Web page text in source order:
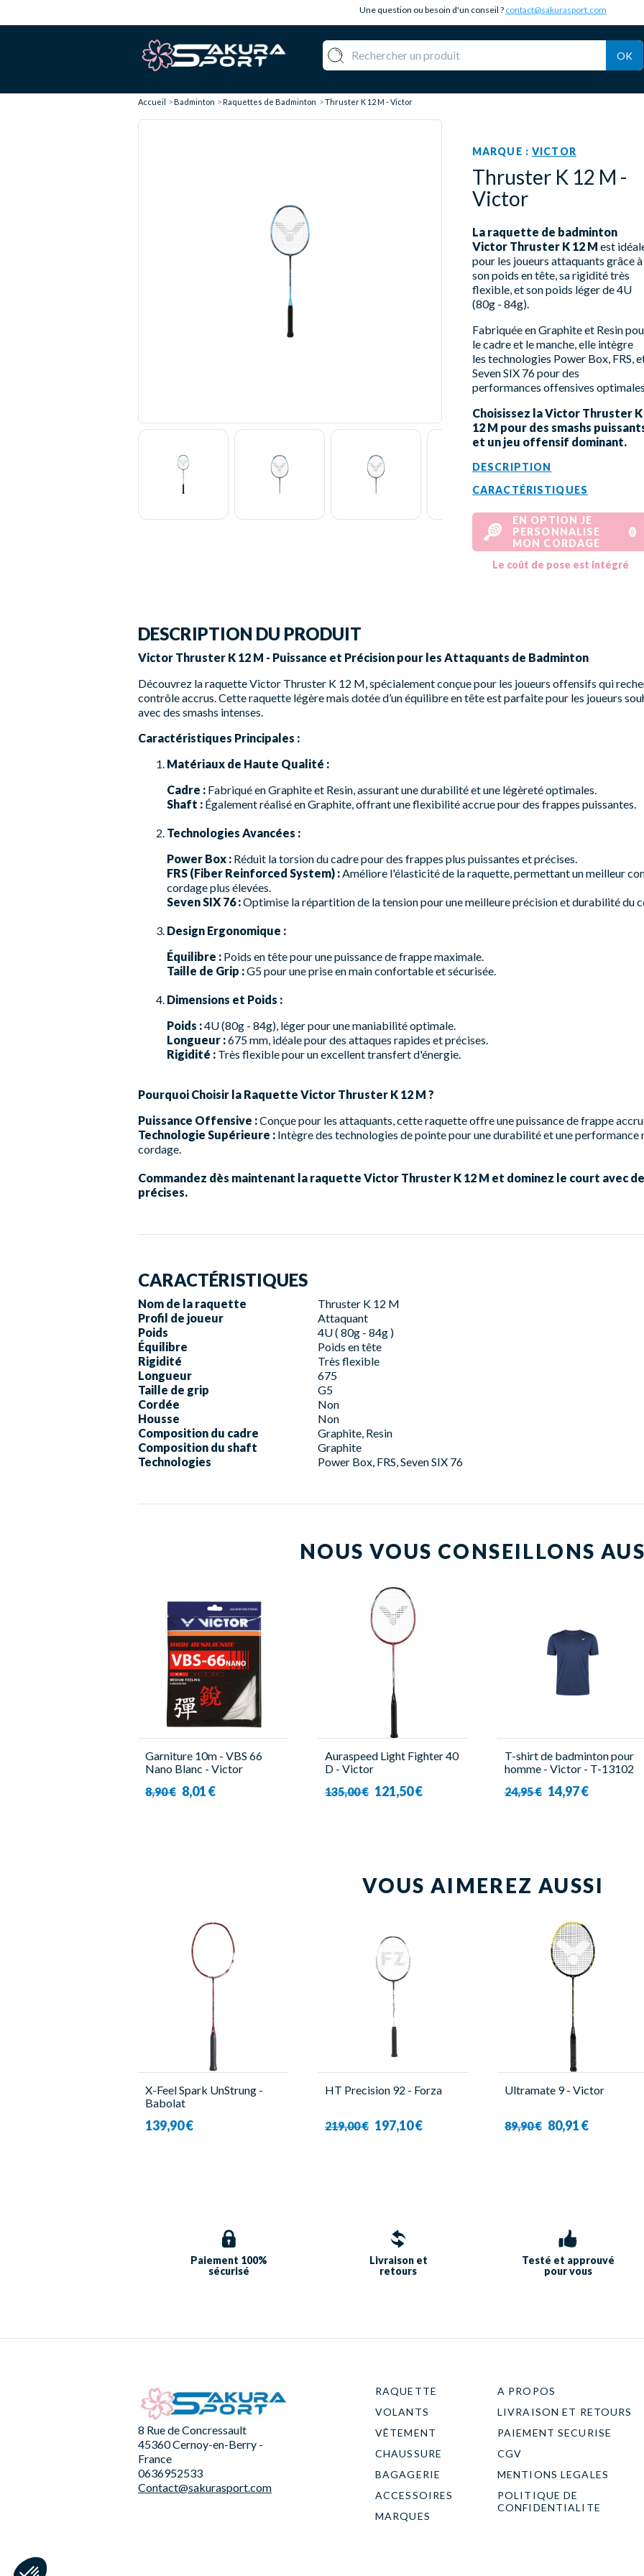
Une question ou besoin d'un conseil ? contact@sakurasport.com
OK
Accueil Badminton Raquettes de Badminton Thruster K 12 M - Victor
MARQUE :VICTOR
Thruster K 12 M -
Victor
La raquette de badminton
Victor Thruster K 12 M est
pour les joueurs attaquants grâce à
son poids en tête, sa rigidité très
flexible, et son poids léger de 4U
(80g - 84g).
Fabriquée en Graphite et Resin
le cadre et le manche, elle intègre
les technologies Power Box, FRS,
Seven SIX 76 pour des
performances offensives
Choisissez la Victor Thruster K
12 M pour des smashs
et un jeu offensif dominant.
DESCRIPTION
CARACTÉRISTIQUES
EN OPTION JE
PERSONNALISE
MON CORDAGE
Le coût de pose est intégré
DESCRIPTION DU PRODUIT
Victor Thruster K 12 M - Puissance et Précision pour les Attaquants de Badminton
Découvrez la raquette Victor Thruster K 12 M, spécialement conçue pour les joueurs offensifs qui
contrôle accrus. Cette raquette légère mais dotée d’un équilibre en tête est parfaite pour les joueurs
avec des smashs intenses.
Caractéristiques Principales :
Matériaux de Haute Qualité :
Cadre : Fabriqué en Graphite et Resin, assurant une durabilité et une légèreté optimales.
Shaft : Également réalisé en Graphite, offrant une flexibilité accrue pour des frappes puissantes.
Technologies Avancées :
Power Box : Réduit la torsion du cadre pour des frappes plus puissantes et précises.
FRS (Fiber Reinforced System) :Améliore l'élasticité de la raquette, permettant un meilleur
cordage plus élevées.
Seven SIX 76 :Optimise la répartition de la tension pour une meilleure précision et durabilité du
Design Ergonomique :
Équilibre : Poids en tête pour une puissance de frappe maximale.
Taille de Grip :G5 pour une prise en main confortable et sécurisée.
Dimensions et Poids :
Poids :4U (80g - 84g), léger pour une maniabilité optimale.
Longueur :675 mm, idéale pour des attaques rapides et précises.
Rigidité : Très flexible pour un excellent transfert d'énergie.
Pourquoi Choisir la Raquette Victor Thruster K 12 M ?
Puissance Offensive :Conçue pour les attaquants, cette raquette offre une puissance de frappe
Technologie Supérieure : Intègre des technologies de pointe pour une durabilité et une performance
cordage.
Commandez dès maintenant la raquette Victor Thruster K 12 M et dominez le court avec
précises.
CARACTÉRISTIQUES
Nom de la raquette
Thruster K 12 M
Profil de joueur
Attaquant
Poids
4U ( 80g - 84g )
Équilibre
Poids en tête
Rigidité
Très flexible
Longueur
675
Taille de grip
G5
Cordée
Non
Housse
Non
Composition du cadre
Graphite, Resin
Composition du shaft
Graphite
Technologies
Power Box, FRS, Seven SIX 76
NOUS VOUS CONSEILLONS
Garniture 10m - VBS 66
Nano Blanc - Victor
8,90 € 8,01 €
Auraspeed Light Fighter 40
D - Victor
135,00 € 121,50 €
T-shirt de badminton pour
homme - Victor - T-13102
24,95 € 14,97 €
VOUS AIMEREZ AUSSI
X-Feel Spark UnStrung -
Babolat
139,90 €
HT Precision 92 - Forza
219,00 € 197,10 €
Ultramate 9 - Victor
89,90 € 80,91 €
Paiement 100%
sécurisé
Livraison et
retours
Testé et approuvé
pour vous
8 Rue de Concressault
45360 Cernoy-en-Berry -
France
0636952533
Contact@sakurasport.com
RAQUETTE
VOLANTS
VÊTEMENT
CHAUSSURE
BAGAGERIE
ACCESSOIRES
MARQUES
A PROPOS
LIVRAISON ET RETOURS
PAIEMENT SECURISE
CGV
MENTIONS LEGALES
POLITIQUE DE
CONFIDENTIALITE